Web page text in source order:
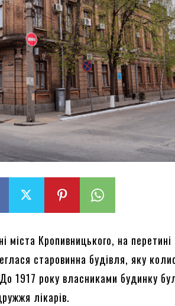
міста Кропивницького, на перетині
старовинна будівля, яку
1917 року власниками будинку
лікарів.